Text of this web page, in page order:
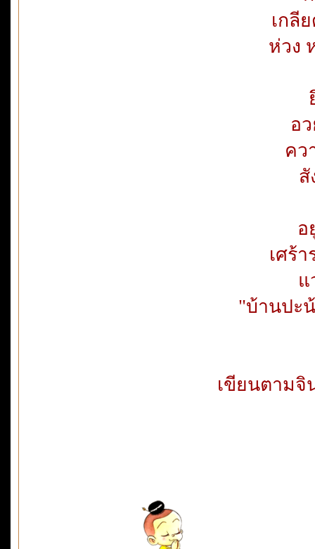
เกลี
ห่วง
อ
คว
สั
อ
เศร้
แ
"บ้านปะ
เขียนตามจิ